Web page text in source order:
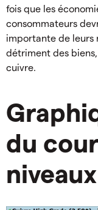
fois que les
consommateurs
importante de leurs
détriment des
cuivre.
du